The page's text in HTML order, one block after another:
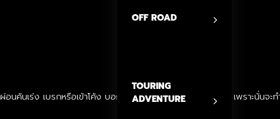
OFF ROAD
TOURING
ADVENTURE
คันเร่ง เบรกหรือเข้าโค้ง บอกได้เลยว่าคุณกำลังเข้าใจผิดมาก เพราะนั่นจ